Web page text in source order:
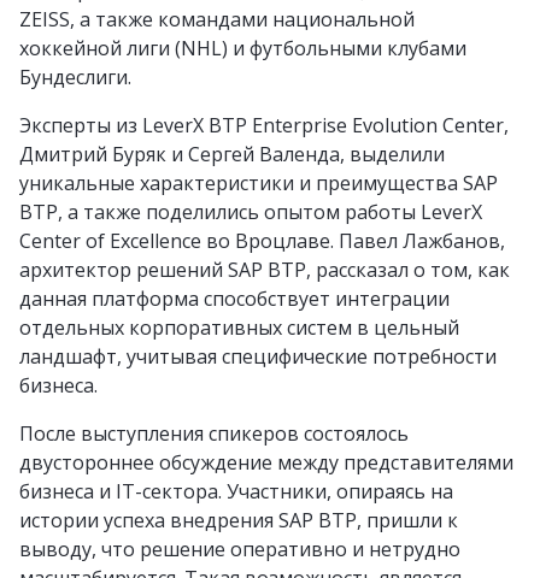
ZEISS, а также командами национальной
хоккейной лиги (NHL) и футбольными клубами
Бундеслиги.
Эксперты из LeverX BTP Enterprise Evolution Center,
Дмитрий Буряк и Сергей Валенда, выделили
уникальные характеристики и преимущества SAP
BTP, а также поделились опытом работы LeverX
Center of Excellence во Вроцлаве. Павел Лажбанов,
архитектор решений SAP BTP, рассказал о том, как
данная платформа способствует интеграции
отдельных корпоративных систем в цельный
ландшафт, учитывая специфические потребности
бизнеса.
После выступления спикеров состоялось
двустороннее обсуждение между представителями
бизнеса и IT-сектора. Участники, опираясь на
истории успеха внедрения SAP BTP, пришли к
выводу, что решение оперативно и нетрудно